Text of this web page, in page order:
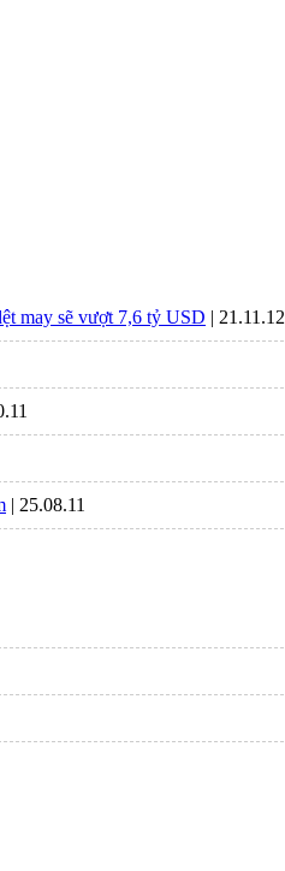
may sẽ vượt 7,6 tỷ USD | 21.11.12
| 25.08.11